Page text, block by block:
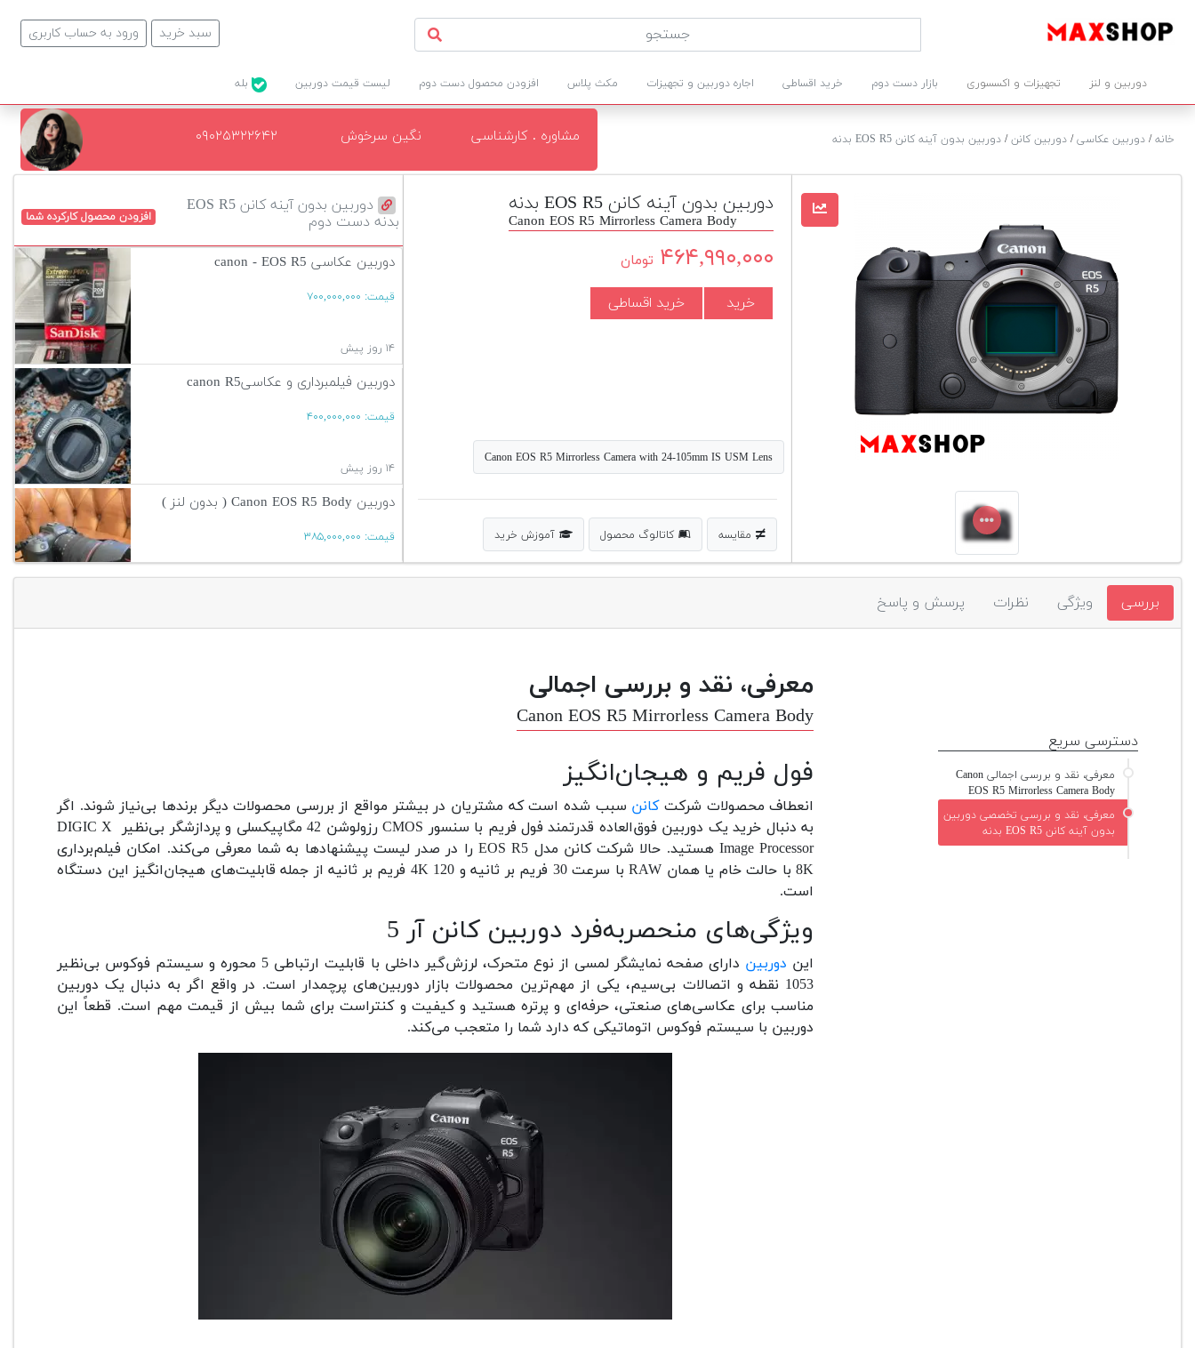
ورود به حساب کاربری سبد خرید
دوربین و لنز تجهیزات و اکسسوری بازار دست دوم خرید اقساطی اجاره دوربین و تجهیزات مکث پلاس افزودن محصول دست دوم لیست قیمت دوربین
خانه/ دوربین عکاسی/ دوربین کانن/ دوربین بدون آینه کانن EOS R5 بدنه مشاوره . کارشناسی نگین سرخوش ۰۹۰۲۵۳۲۲۶۴۲
دوربین بدون آینه کانن EOS R5
بدنه دست دوم
افزودن محصول کارکرده شما
دوربین عکاسی canon - EOS R5
قیمت: ۷۰۰,۰۰۰,۰۰۰
۱۴ روز پیش
دوربین فیلمبرداری و عکاسیcanon R5
قیمت: ۴۰۰,۰۰۰,۰۰۰
۱۴ روز پیش
دوربین Canon EOS R5 Body ( بدون لنز )
قیمت: ۳۸۵,۰۰۰,۰۰۰
دوربین بدون آینه کانن EOS R5 بدنه
Canon EOS R5 Mirrorless Camera Body
۴۶۴,۹۹۰,۰۰۰ تومان
خرید خرید اقساطی
Canon EOS R5 Mirrorless Camera with 24-105mm IS USM Lens
مقایسه کاتالوگ محصول آموزش خرید
بررسی ویژگی نظرات پرسش و پاسخ
معرفی، نقد و بررسی اجمالی
Canon EOS R5 Mirrorless Camera Body
فول فریم و هیجان‌انگیز
انعطاف محصولات شرکتکانن سبب شده است که مشتریان در بیشتر مواقع از بررسی محصولات دیگر برندها بی‌نیاز شوند. اگر
به دنبال خرید یک دوربین فوق‌العاده قدرتمند فول فریم با سنسور CMOS رزولوشن 42 مگاپیکسلی و پردازشگر بی‌نظیر DIGIC X
Image Processor هستید. حالا شرکت کانن مدل EOS R5 را در صدر لیست پیشنهادها به شما معرفی می‌کند. امکان فیلم‌برداری
8K با حالت خام یا همان RAW با سرعت 30 فریم بر ثانیه و 4K 120 فریم بر ثانیه از جمله قابلیت‌های هیجان‌انگیز این دستگاه
است.
ویژگی‌های منحصربه‌فرد دوربین کانن آر 5
این دوربین
دارای صفحه نمایشگر لمسی از نوع متحرک، لرزش‌گیر داخلی با قابلیت ارتباطی 5 محوره و سیستم فوکوس بی‌نظیر
1053 نقطه و اتصالات بی‌سیم، یکی از مهم‌ترین محصولات بازار دوربین‌های پرچمدار است. در واقع اگر به دنبال یک دوربین
مناسب برای عکاسی‌های صنعتی، حرفه‌ای و پرتره هستید و کیفیت و کنتراست برای شما بیش از قیمت مهم است. قطعاً این
دوربین با سیستم فوکوس اتوماتیکی که دارد شما را متعجب می‌کند.
دسترسی سریع
معرفی، نقد و بررسی اجمالی Canon
EOS R5 Mirrorless Camera Body
معرفی، نقد و بررسی تخصصی دوربین
بدون آینه کانن EOS R5 بدنه